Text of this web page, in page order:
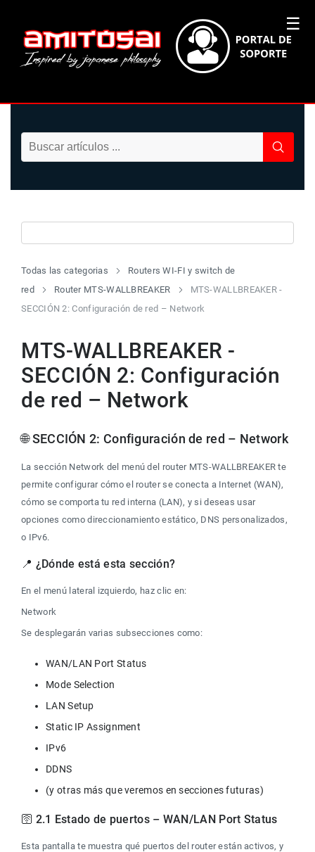
☰
Todas las categorias
Routers WI-FI y switch de
red
Router MTS-WALLBREAKER
MTS-WALLBREAKER -
SECCIÓN 2: Configuración de red – Network
MTS-WALLBREAKER -
SECCIÓN 2: Configuración
de red – Network
🌐 SECCIÓN 2: Configuración de red – Network
La sección Network del menú del router MTS-WALLBREAKER te
permite configurar cómo el router se conecta a Internet (WAN),
cómo se comporta tu red interna (LAN), y si deseas usar
opciones como direccionamiento estático, DNS personalizados,
o IPv6.
📍 ¿Dónde está esta sección?
En el menú lateral izquierdo, haz clic en:
Network
Se desplegarán varias subsecciones como:
🛜 2.1 Estado de puertos – WAN/LAN Port Status
Esta pantalla te muestra qué puertos del router están activos, y